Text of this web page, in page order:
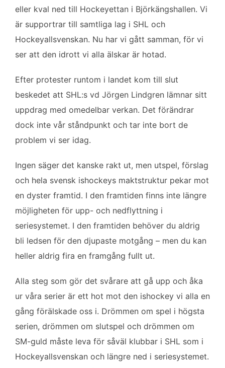
eller kval ned till Hockeyettan i Björkängshallen. Vi
är supportrar till samtliga lag i SHL och
Hockeyallsvenskan. Nu har vi gått samman, för vi
ser att den idrott vi alla älskar är hotad.
Efter protester runtom i landet kom till slut
beskedet att SHL:s vd Jörgen Lindgren lämnar sitt
uppdrag med omedelbar verkan. Det förändrar
dock inte vår ståndpunkt och tar inte bort de
problem vi ser idag.
Ingen säger det kanske rakt ut, men utspel, förslag
och hela svensk ishockeys maktstruktur pekar mot
en dyster framtid. I den framtiden finns inte längre
möjligheten för upp- och nedflyttning i
seriesystemet. I den framtiden behöver du aldrig
bli ledsen för den djupaste motgång – men du kan
heller aldrig fira en framgång fullt ut.
Alla steg som gör det svårare att gå upp och åka
ur våra serier är ett hot mot den ishockey vi alla en
gång förälskade oss i. Drömmen om spel i högsta
serien, drömmen om slutspel och drömmen om
SM-guld måste leva för såväl klubbar i SHL som i
Hockeyallsvenskan och längre ned i seriesystemet.